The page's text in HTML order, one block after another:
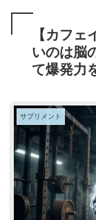
【カフ
いのは脳
て爆発力
サプリメント